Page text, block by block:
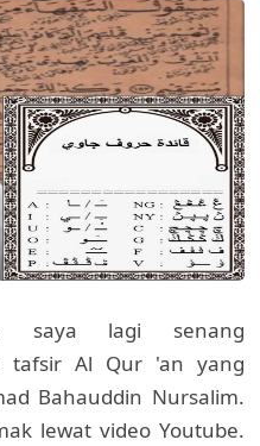
saya lagi senang
tafsir Al Qur 'an yang
Bahauddin Nursalim.
lewat video Youtube.